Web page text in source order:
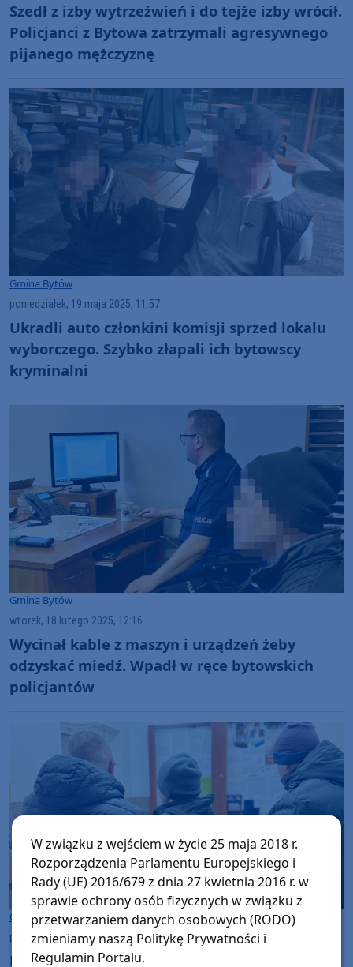
Szedł z izby wytrzeźwień i do tejże izby wrócił.
Policjanci z Bytowa zatrzymali agresywnego
pijanego mężczyznę
Gmina Bytów
poniedziałek, 19 maja 2025, 11:57
Ukradli auto członkini komisji sprzed lokalu
wyborczego. Szybko złapali ich bytowscy
kryminalni
Gmina Bytów
wtorek, 18 lutego 2025, 12:16
Wycinał kable z maszyn i urządzeń żeby
odzyskać miedź. Wpadł w ręce bytowskich
policjantów
Gmina Bytów
poniedziałek, 17 lutego 2025, 12:09
Podpalił dom byłej partnerki, gdy ta przed
W związku z wejściem w życie 25 maja 2018 r.
Rozporządzenia Parlamentu Europejskiego i
Rady (UE) 2016/679 z dnia 27 kwietnia 2016 r. w
sprawie ochrony osób fizycznych w związku z
przetwarzaniem danych osobowych (RODO)
zmieniamy naszą Politykę Prywatności i
Regulamin Portalu.